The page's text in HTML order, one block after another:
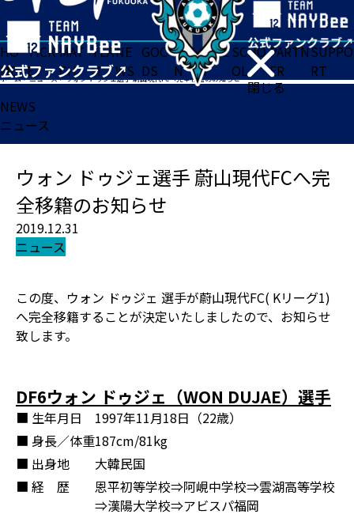
閉じる
HO
ME
TICK
ET
MAT
CH
TEA
M
NE
WS
GOO
DS
FA
N
ACADE
MY
SCHO
OL
PARTN
ER
SUPPO
RT
ホーム>ニュース>ウォン ドゥジェ選手 蔚山現代FCへ完全移籍のお知らせ
NEWS
ニュース
ウォン ドゥジェ選手 蔚山現代FCへ完
全移籍のお知らせ
2019.12.31
ニュース
この度、ウォン ドゥジェ 選手が蔚山現代FC( Kリーグ1)
へ完全移籍することが決定いたしましたので、お知らせ
致します。
DF6ウォン ドゥジェ（WON DUJAE）選手
■ 生年月日
1997年11月18日（22歳）
■ 身長／体重187cm/81kg
■ 出身地
大韓民国
■ 経 歴
恩平初等学校⇒阿峴中学校⇒雲湖高等学校
⇒漢陽大学校⇒アビスパ福岡